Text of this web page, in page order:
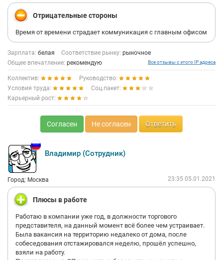
Отрицательные стороны
Время от времени страдает коммуникация с главным офисом
Зарплата: белая Соответствие рынку: рыночное
Общее впечатление: рекомендую Все отзывы с этого IP адреса
Коллектив:
Руководство:
Условия труда:
Соц.пакет:
Карьерный рост:
Согласен Не согласен Ответить
Владимир (Сотрудник)
Город: Москва 23:35 05.01.2021
Плюсы в работе
Работаю в компании уже год, в должности торгового
представителя, на данный момент всё более чем устраивает.
Была вакансия на территорию недалеко от дома, после
собеседования отстажировался неделю, прошёл успешно,
взяли на работу.